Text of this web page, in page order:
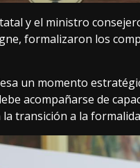
y el ministro
formalizaron los
un momento
acompañarse de
transición a la